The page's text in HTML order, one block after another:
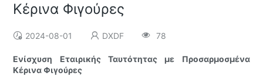
Κέρινα Φιγούρες
2024-08-01 DXDF 78
Ενίσχυση Εταιρικής Ταυτότητας με Προσαρμοσμένα
Κέρινα Φιγούρες